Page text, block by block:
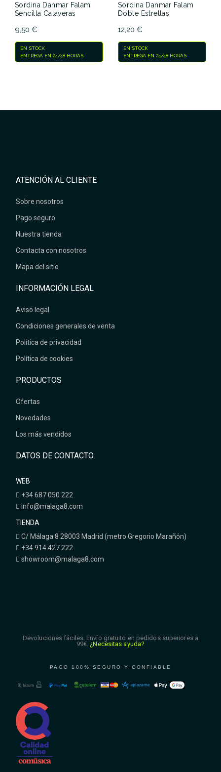
Sordina Danmar Falam
Sencilla Calaveras
9,50 €
EN STOCK
ENTREGA EN 24/48 HORAS
Sordina Danmar Falam
Doble Estrellas
12,20 €
EN STOCK
ENTREGA EN 24/48 HORAS
ATENCIÓN AL CLIENTE
Sobre nosotros
Pago seguro
Nuestra tienda
Contacta con nosotros
Mapa del sitio
INFORMACIÓN LEGAL
Aviso legal
Condiciones generales de venta
Política de privacidad
Política de cookies
PRODUCTOS
Ofertas
Novedades
Los más vendidos
DATOS DE CONTACTO
WEB
+34 687 050 222
info@malaga8.com
TIENDA
C/ Málaga 8 28003 Madrid (metro Gregorio Marañón)
+34 914 427 222
showroom@malaga8.com
Devoluciones fáciles. Envío gratuito en pedidos superiores a
99€. ¿Necesitas ayuda?
PAGO 100% SEGURO Y CONFIABLE